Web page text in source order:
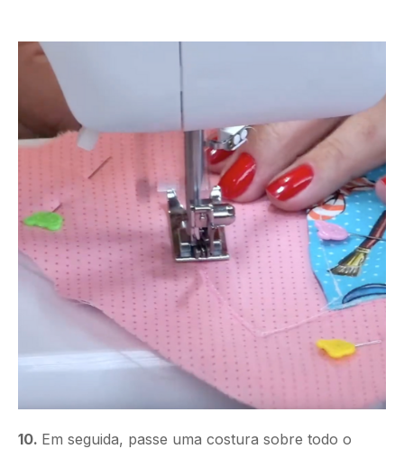
10. Em seguida, passe uma costura sobre todo o